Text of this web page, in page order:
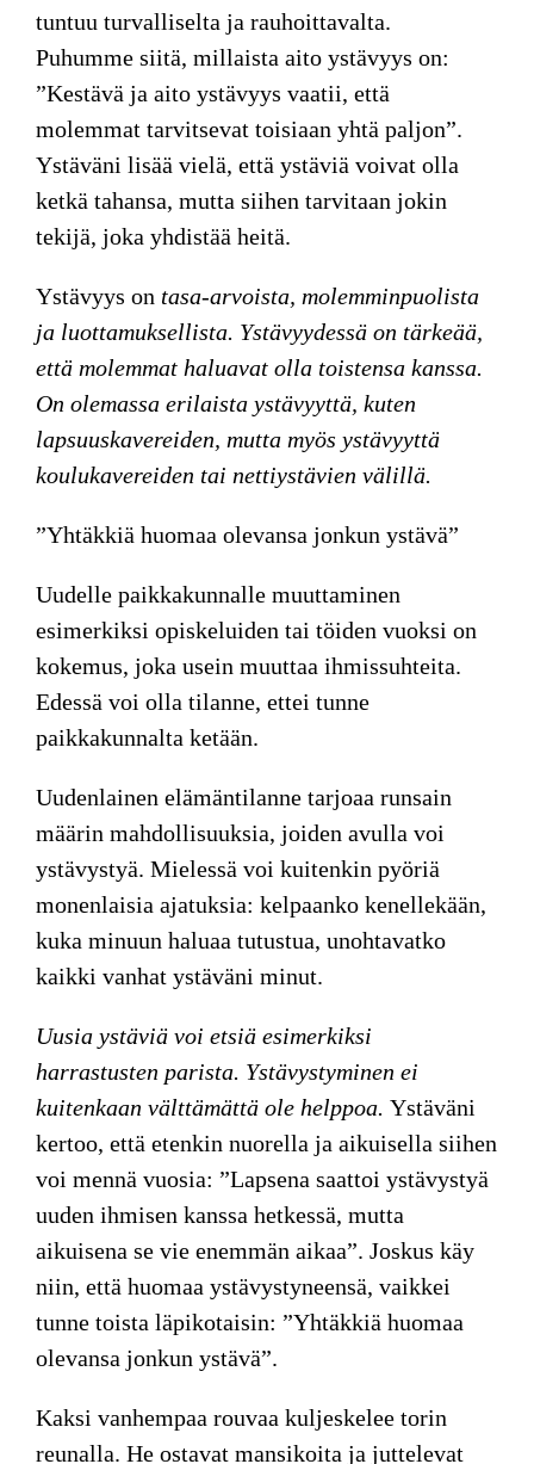
tuntuu turvalliselta ja rauhoittavalta.
Puhumme siitä, millaista aito ystävyys on:
”Kestävä ja aito ystävyys vaatii, että
molemmat tarvitsevat toisiaan yhtä paljon”.
Ystäväni lisää vielä, että ystäviä voivat olla
ketkä tahansa, mutta siihen tarvitaan jokin
tekijä, joka yhdistää heitä.
Ystävyys on tasa-arvoista, molemminpuolista
ja luottamuksellista. Ystävyydessä on tärkeää,
että molemmat haluavat olla toistensa kanssa.
On olemassa erilaista ystävyyttä, kuten
lapsuuskavereiden, mutta myös ystävyyttä
koulukavereiden tai nettiystävien välillä.
”Yhtäkkiä huomaa olevansa jonkun ystävä”
Uudelle paikkakunnalle muuttaminen
esimerkiksi opiskeluiden tai töiden vuoksi on
kokemus, joka usein muuttaa ihmissuhteita.
Edessä voi olla tilanne, ettei tunne
paikkakunnalta ketään.
Uudenlainen elämäntilanne tarjoaa runsain
määrin mahdollisuuksia, joiden avulla voi
ystävystyä. Mielessä voi kuitenkin pyöriä
monenlaisia ajatuksia: kelpaanko kenellekään,
kuka minuun haluaa tutustua, unohtavatko
kaikki vanhat ystäväni minut.
Uusia ystäviä voi etsiä esimerkiksi
harrastusten parista. Ystävystyminen ei
kuitenkaan välttämättä ole helppoa. Ystäväni
kertoo, että etenkin nuorella ja aikuisella siihen
voi mennä vuosia: ”Lapsena saattoi ystävystyä
uuden ihmisen kanssa hetkessä, mutta
aikuisena se vie enemmän aikaa”. Joskus käy
niin, että huomaa ystävystyneensä, vaikkei
tunne toista läpikotaisin: ”Yhtäkkiä huomaa
olevansa jonkun ystävä”.
Kaksi vanhempaa rouvaa kuljeskelee torin
reunalla. He ostavat mansikoita ja juttelevat